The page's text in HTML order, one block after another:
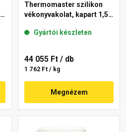
Thermomaster szilikon
vékonyvakolat, kapart 1,5
Gyártói készleten
44 055 Ft / db
1 762 Ft / kg
Megnézem